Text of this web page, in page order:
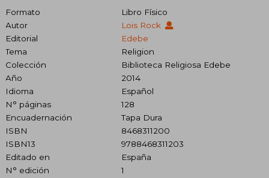
Formato
Libro Físico
Autor
Lois Rock
Editorial
Edebe
Tema
Religion
Colección
Biblioteca Religiosa Edebe
Año
2014
Idioma
Español
N° páginas
128
Encuadernación
Tapa Dura
ISBN
8468311200
ISBN13
9788468311203
Editado en
España
N° edición
1